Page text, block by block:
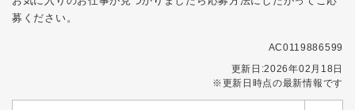
募ください。
AC0119886599
更新日:2026年02月18日
※更新日時点の最新情報です